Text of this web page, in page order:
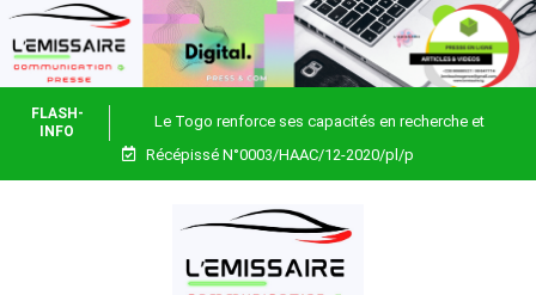
FLASH-
INFO
Le Togo renforce ses capacités en recherche et
biotechnologie
Récépissé N°0003/HAAC/12-2020/pl/p